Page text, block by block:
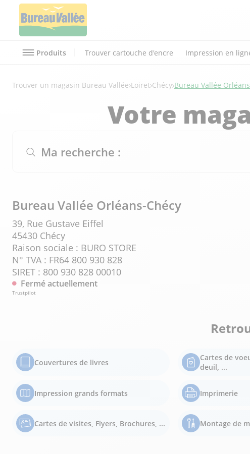
Produits Trouver cartouche d'encre Impression en
Trouver un magasin Bureau Vallée Loiret Chécy Bureau Vallée
Votre
Ma recherche :
Bureau Vallée Orléans-Chécy
39, Rue Gustave Eiffel
45430 Chécy
Raison sociale : BURO STORE
N° TVA : FR64 800 930 828
SIRET : 800 930 828 00010
Fermé actuellement
Trustpilot
Couvertures de livres
Cartes de
deuil, ...
Impression grands formats Imprimerie
Cartes de visites, Flyers, Brochures, ... Montage de